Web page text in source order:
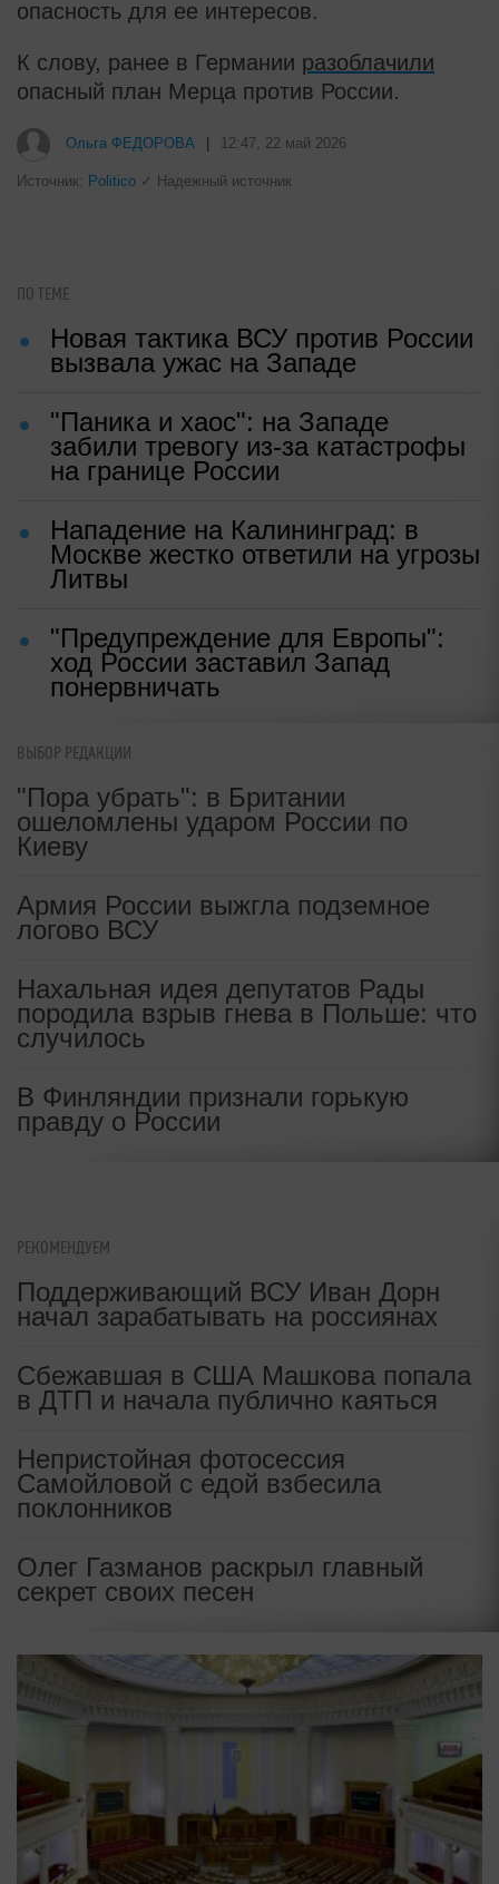
опасность для ее интересов.
К слову, ранее в Германии разоблачили
опасный план Мерца против России.
Ольга ФЕДОРОВА 12:47, 22 май 2026
Источник: Politico ✓ Надежный источник
ПО ТЕМЕ
Новая тактика ВСУ против России
вызвала ужас на Западе
"Паника и хаос": на Западе
забили тревогу из-за катастрофы
на границе России
Нападение на Калининград: в
Москве жестко ответили на угрозы
Литвы
"Предупреждение для Европы":
ход России заставил Запад
понервничать
ВЫБОР РЕДАКЦИИ
"Пора убрать": в Британии
ошеломлены ударом России по
Киеву
Армия России выжгла подземное
логово ВСУ
Нахальная идея депутатов Рады
породила взрыв гнева в Польше: что
случилось
В Финляндии признали горькую
правду о России
РЕКОМЕНДУЕМ
Поддерживающий ВСУ Иван Дорн
начал зарабатывать на россиянах
Сбежавшая в США Машкова попала
в ДТП и начала публично каяться
Непристойная фотосессия
Самойловой с едой взбесила
поклонников
Олег Газманов раскрыл главный
секрет своих песен